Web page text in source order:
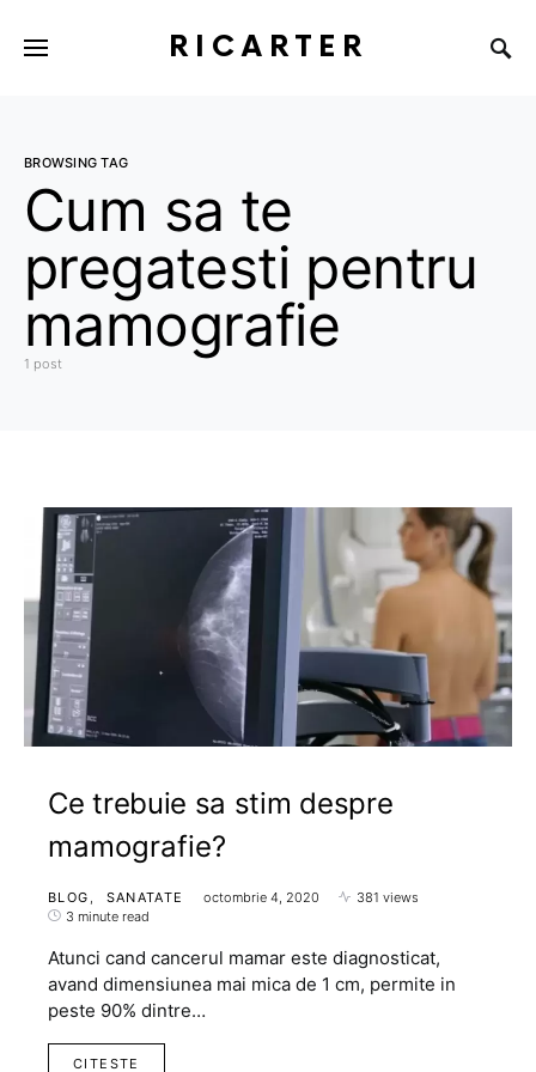
RICARTER
BROWSING TAG
Cum sa te
pregatesti pentru
mamografie
1 post
Ce trebuie sa stim despre
mamografie?
BLOG SANATATE octombrie 4, 2020
381 views
3 minute read
Atunci cand cancerul mamar este diagnosticat,
avand dimensiunea mai mica de 1 cm, permite in
peste 90% dintre…
CITESTE